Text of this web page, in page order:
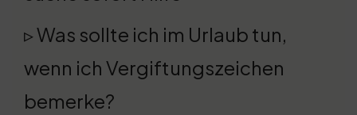
▹ Was sollte ich im Urlaub tun,
wenn ich Vergiftungszeichen
bemerke?